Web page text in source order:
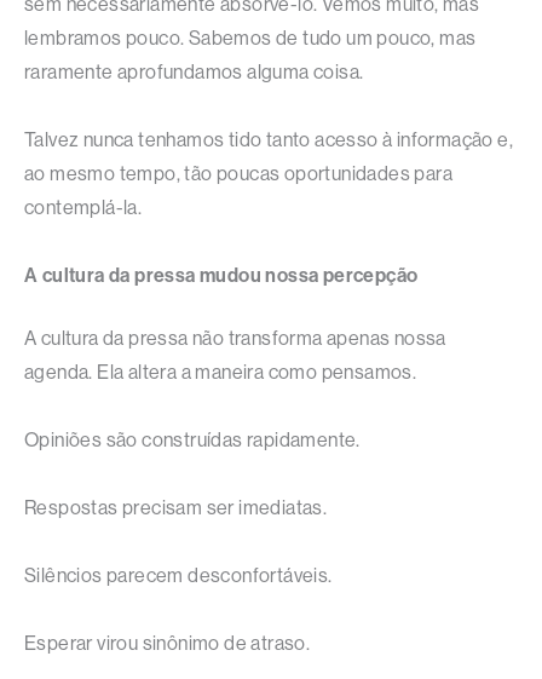
sem necessariamente absorvê-lo. Vemos muito, mas
lembramos pouco. Sabemos de tudo um pouco, mas
raramente aprofundamos alguma coisa.
Talvez nunca tenhamos tido tanto acesso à informação e,
ao mesmo tempo, tão poucas oportunidades para
contemplá-la.
A cultura da pressa mudou nossa percepção
A cultura da pressa não transforma apenas nossa
agenda. Ela altera a maneira como pensamos.
Opiniões são construídas rapidamente.
Respostas precisam ser imediatas.
Silêncios parecem desconfortáveis.
Esperar virou sinônimo de atraso.